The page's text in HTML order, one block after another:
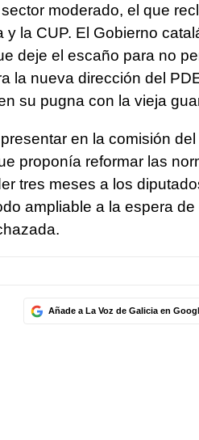
moderado, el que
la CUP. El Gobierno
deje el escaño para no
la nueva dirección del
su pugna con la vieja
en la comisión
proponía reformar las
tres meses a los
ampliable a la espera de
Añade a La Voz de Galicia en